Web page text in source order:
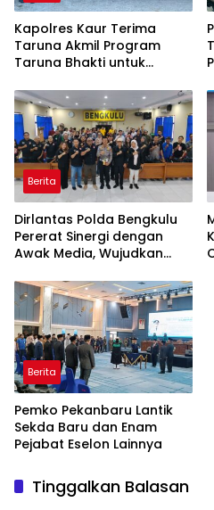
Kapolres Kaur Terima
Taruna Akmil Program
Taruna Bhakti untuk
Rakyat Kabupaten Kaur
Berita
Dirlantas Polda Bengkulu
Pererat Sinergi dengan
Awak Media, Wujudkan
dan Berkualitas
Berita
Pemko Pekanbaru Lantik
Sekda Baru dan Enam
Pejabat Eselon Lainnya
Tinggalkan Balasan